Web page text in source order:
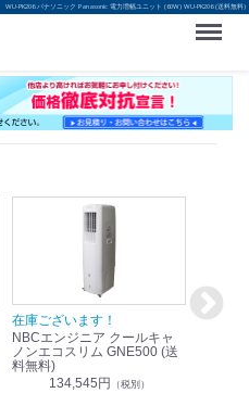
WU-PK206 パナソニック Panasonic 電力増幅ユニット (60W) WU-PK206 (送料無料)
Menu
在庫ございます！
NBCエンジニア クールキャ
ノンエコスリム GNE500 (送
料無料)
134,545円 （税別）
即納可